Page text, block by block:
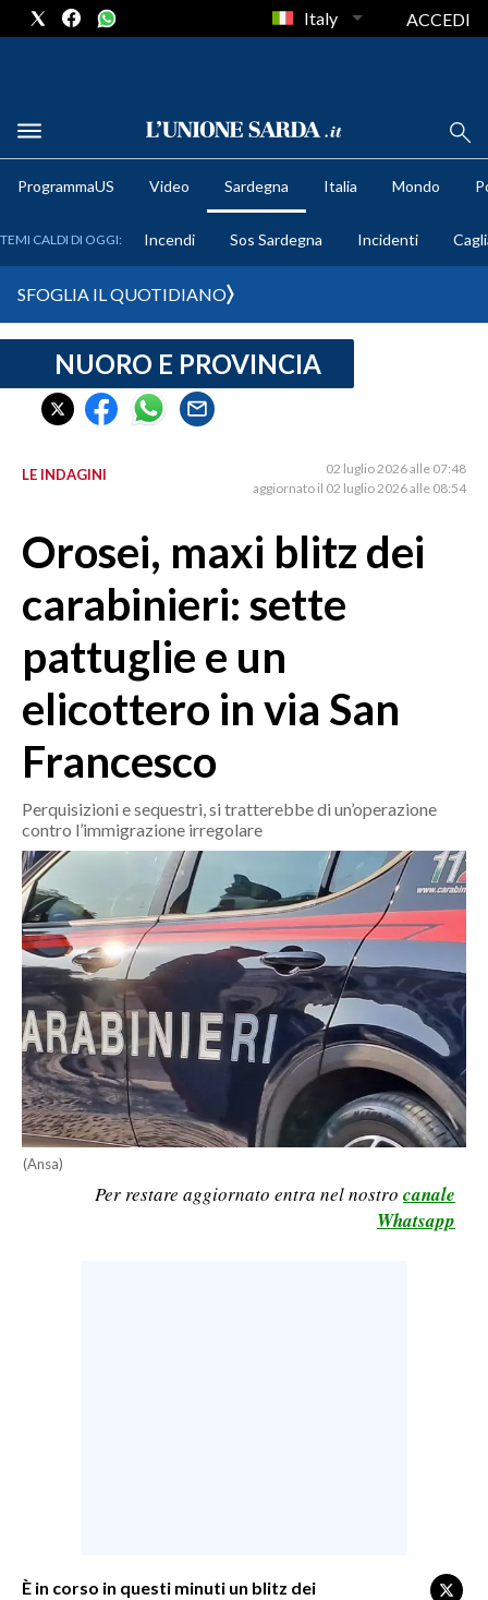
METEO
CRONACA SARDEGNA
CAGLIARI
SULCIS IGLESIENTE
SASSARI E PROVINCIA
GALLURA
OGLIASTRA
AGENDA
CRONACA
ITALIA
MONDO
POLITICA
ECONOMIA
SERVIZI ALLE IMPRESE
LAVORO
BANDI
SPORT IN SARDEGNA
SPORT
Italy ACCEDI
ProgrammaUS Video Sardegna Italia Mondo
TEMI CALDI DI OGGI: Incendi Sos Sardegna Incidenti
SFOGLIA IL QUOTIDIANO
NUORO E PROVINCIA
LE INDAGINI
02 luglio 2026 alle 07:48
aggiornato il 02 luglio 2026 alle 08:54
Orosei, maxi blitz dei
carabinieri: sette
pattuglie e un
elicottero in via San
Francesco
Perquisizioni e sequestri, si tratterebbe di un’operazione
contro l’immigrazione irregolare
(Ansa)
Per restare aggiornato entra nel nostro canale
Whatsapp
È in corso in questi minuti un blitz dei